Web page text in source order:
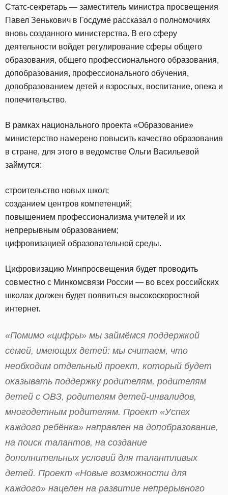
Статс-секретарь — заместитель министра просвещения
Павел Зенькович в Госдуме рассказал о полномочиях
вновь созданного министерства. В его сферу
деятельности войдет регулирование сферы общего
образования, общего профессионального образования,
допобразования, профессионального обучения,
допобразованием детей и взрослых, воспитание, опека и
попечительство.
В рамках национального проекта «Образование»
министерство намерено повысить качество образования
в стране, для этого в ведомстве Ольги Васильевой
займутся:
строительство новых школ;
созданием центров компетенций;
повышением профессионализма учителей и их
непрерывным образованием;
цифровизацией образовательной среды.
Цифровизацию Минпросвещения будет проводить
совместно с Минкомсвязи России — во всех российских
школах должен будет появиться высокоскоростной
интернет.
«Помимо «цифры» мы займёмся поддержкой
семей, имеющих детей: мы считаем, что
необходим отдельный проект, который будет
оказывать поддержку родителям, родителям
детей с ОВЗ, родителям детей-инвалидов,
многодетным родителям. Проект «Успех
каждого ребёнка» направлен на допобразование,
на поиск талантов, на создание
дополнительных условий для талантливых
детей. Проект «Новые возможности для
каждого» нацелен на развитие непрерывного